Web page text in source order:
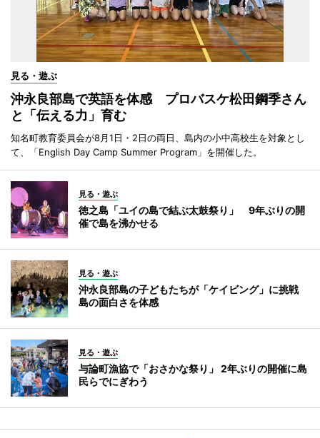
見る・遊ぶ
沖永良部島で英語を体感 プロバスケ松田鋼季さん
と「伝える力」育む
知名町教育委員会が8月1日・2日の両日、島内の小中高校生を対象とし
て、「English Day Camp Summer Program」を開催した。
見る・遊ぶ
徳之島「ユイの島で結ぶ太鼓祭り」 9年ぶりの開
催で島を沸かせる
見る・遊ぶ
沖永良部島の子どもたちが「ケイビング」に挑戦
島の面白さを体感
見る・遊ぶ
与論町漁協で「おさかな祭り」 2年ぶりの開催に島
民らでにぎわう